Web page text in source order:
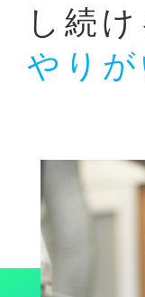
し続
やりが